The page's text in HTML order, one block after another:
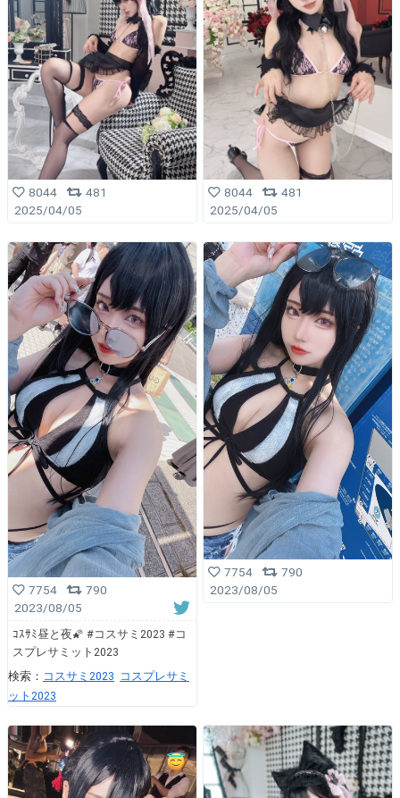
8044
481
2025/04/05
8044
481
2025/04/05
7754
790
2023/08/05
ｺｽｻﾐ昼と夜🌠 #コスサミ2023 #コ
スプレサミット2023
検索： コスサミ2023 コスプレサミ
ット2023
7754
790
2023/08/05